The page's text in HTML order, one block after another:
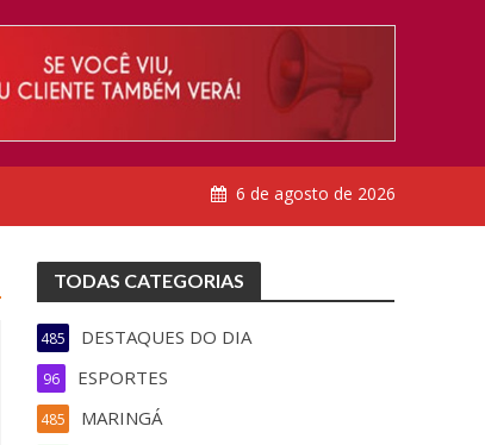
6 de agosto de 2026
TODAS CATEGORIAS
DESTAQUES DO DIA
485
ESPORTES
96
MARINGÁ
485